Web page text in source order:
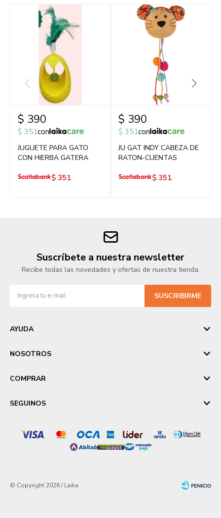
$ 390
$ 351con
JUGUETE PARA GATO
CON HIERBA GATERA
$ 351
$ 390
$ 351con
JU GAT INDY CABEZA DE
RATON-CUENTAS
$ 351
Suscríbete a nuestra newsletter
Recibe todas las novedades y ofertas de nuestra tienda.
SUSCRIBIRME
AYUDA
NOSOTROS
COMPRAR
SEGUINOS
© Copyright 2026 / Laika